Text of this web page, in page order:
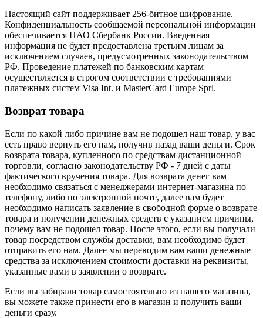
Настоящий сайт поддерживает 256-битное шифрование.
Конфиденциальность сообщаемой персональной информации
обеспечивается ПАО Сбербанк России. Введенная
информация не будет предоставлена третьим лицам за
исключением случаев, предусмотренных законодательством
РФ. Проведение платежей по банковским картам
осуществляется в строгом соответствии с требованиями
платежных систем Visa Int. и MasterCard Europe Sprl.
Возврат товара
Если по какой либо причине вам не подошел наш товар, у вас
есть право вернуть его нам, получив назад ваши деньги. Срок
возврата товара, купленного по средствам дистанционной
торговли, согласно законодательству РФ - 7 дней с даты
фактического вручения товара. Для возврата денег вам
необходимо связаться с менеджерами интернет-магазина по
телефону, либо по электронной почте, далее вам будет
необходимо написать заявление в свободной форме о возврате
товара и получении денежных средств с указанием причины,
почему вам не подошел товар. После этого, если вы получали
товар посредством службы доставки, вам необходимо будет
отправить его нам. Далее мы переводим вам ваши денежные
средства за исключением стоимости доставки на реквизиты,
указанные вами в заявлении о возврате.
Если вы забирали товар самостоятельно из нашего магазина,
вы можете также принести его в магазин и получить ваши
деньги сразу.